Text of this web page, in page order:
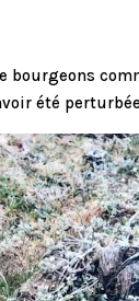
bourgeons
été